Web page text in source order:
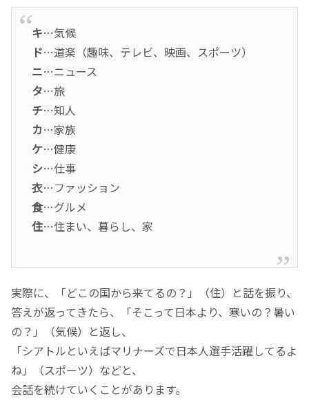
キ…気候
ド…道楽（趣味、テレビ、映画、スポーツ）
ニ…ニュース
タ…旅
チ…知人
カ…家族
ケ…健康
シ…仕事
衣…ファッション
食…グルメ
住…住まい、暮らし、家
実際に、「どこの国から来てるの？」（住）と話を振り、
答えが返ってきたら、「そこって日本より、寒いの？暑い
の？」（気候）と返し、
「シアトルといえばマリナーズで日本人選手活躍してるよ
ね」（スポーツ）などと、
会話を続けていくことがあります。